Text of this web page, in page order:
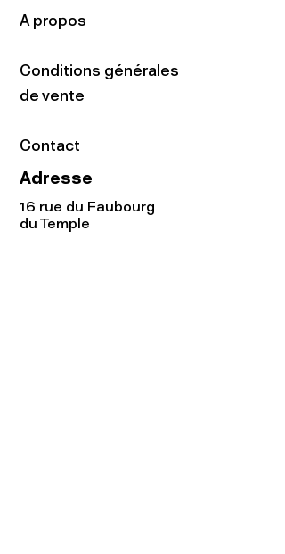
A propos
Conditions générales
de vente
Contact
Adresse
16 rue du Faubourg
du Temple